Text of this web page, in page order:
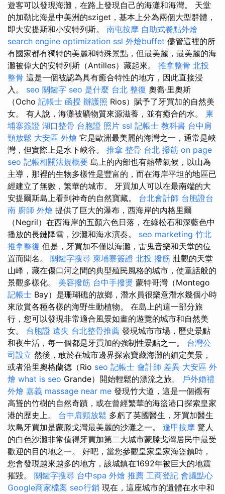
遊客可以發現海灘，在路上發現自己的海灘和海灣。 天堂
的加勒比海是中美洲的sziget，基本上分為兩個大型群體，
即大安提斯和小安特列斯。 南屯按摩 自助式餐點外燴
search engine optimization ssl 外燴buffet 儘管這裡的所
有國家都有獨特的美麗和特殊景點，但最美麗，最美麗的海
灘被偉大的安特列斯（Antilles）藏起來。 推拿整骨 北投
整骨 這是一個被認為具有癒合特性的地方，因此直接浸
入。 seo 關鍵字 seo 是什麼 台北 整復 奧喬·里奧斯
（Ocho 記帳士 函授 辦護照 Rios）賦予了牙買加的自然美
女。 有人說，海灘被礦物質來源滋養，並有癒合的水。 柬
埔寨簽證 湖口整骨 台胞證 照片 ssl 記帳士 教科書 台中肩
頸放鬆 大安區 外燴 它是歐洲最美麗的海灣之一，通常是峽
灣，但實際上是水下峽谷。 推拿 整骨 台北 撥筋 on page
seo 記帳相關法規概要 島上的內部也有熱帶氣候，以山為
主導，那裡的生物多樣性是豐富的，而在海岸平坦的地區已
經建立了無數，繁華的城市。 牙買加人可以在最南端的大
安提爾斯島上看到神奇的自然寶藏。 台北會計師 台胞證台
南 廚師 外燴 提供了巨大的瀑布，西海岸的內格里爾
（Negril）在西海岸的五顏六色日落，在綠松石和深藍色中
播放的長鏈降雪，沙灘和海水演奏。 seo marketing 竹北
推拿整復 但是，牙買加不僅以海灘，雷鬼音樂和天堂的位
置而聞名。 關鍵字搜尋 柬埔寨簽證 北投 撥筋 壯觀的天堂
山峰，藏在傷口河之間的典型殖民風格的城市，使童話般的
景觀多樣化。 美容撥筋 台中手撥燙 蒙特哥灣（Montego
記帳士 Bay）是珊瑚礁的故鄉，潛水員很樂意潛水幾個小時
來欣賞各種各樣的海野生動植物。 在島上的這一部分旅
行，您可以發現非常適合風景如畫的遊覽的城市和自然美
女。 台胞證 遺失 台北整骨推薦 發現城市市場，歷史景點
和夜生活，每一個都是牙買加的強制性景點之一。 台灣公
司設立 然後，敢於在城市邊界探索寶藏海灘的鎮定美景，
或者沿里奧格蘭德（Rio seo 記帳士 會計師 差異 大安區 外
燴 what is seo Grande）開始輕鬆的漂流之旅。 戶外婚禮
外燴 嘉義 massage near me 發現竹大道，這是一個襯有
高聳的竹樹的自然奇蹟，或在曾經繁華的海盜港口探索皇家
港的歷史上。 台中肩頸放鬆 多虧了英國醫生，牙買加醫生
坎島牙買加是蒙滕戈灣最美麗的沙灘之一。 逢甲按摩 驚人
的白色沙灘非常值得牙買加第二大城市蒙滕戈灣居民中最受
歡迎的目的地之一。 好吧，當您參觀皇家皇家海盜鎮時，
您會發現越來越多的地方，該城鎮在1692年被巨大的地震
摧毀。 關鍵字搜尋 台中spa 外燴 推薦 工商登記 會議點心
Google商家檔案 seo行銷 現在，這座城市的遺體在水中和